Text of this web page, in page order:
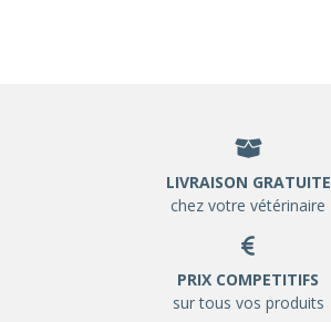
LIVRAISON GRATUITE
chez votre vétérinaire
PRIX COMPETITIFS
sur tous vos produits